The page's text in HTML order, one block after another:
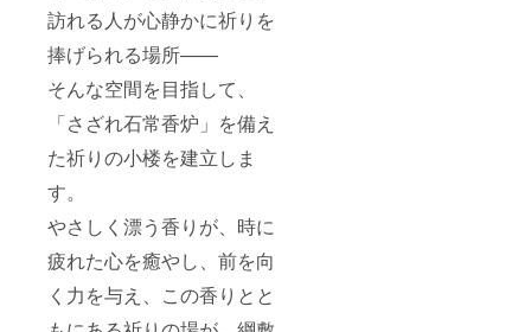
訪れる人が心静かに祈りを
捧げられる場所――
そんな空間を目指して、
「さざれ石常香炉」を備え
た祈りの小楼を建立しま
す。
やさしく漂う香りが、時に
疲れた心を癒やし、前を向
く力を与え、この香りとと